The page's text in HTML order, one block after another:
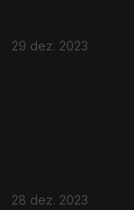
29 dez. 2023
28 dez. 2023